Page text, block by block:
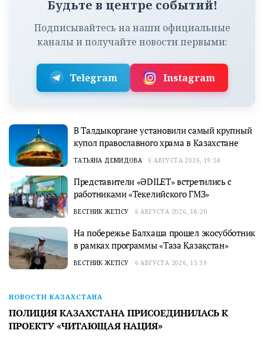
Будьте в центре событий!
Подписывайтесь на наши официальные
каналы и получайте новости первыми:
Telegram Instagram
В Талдыкоргане установили самый крупный
купол православного храма в Казахстане
ТАТЬЯНА ДЕМИДОВА 6 АВГУСТА 2026, 19:54
Представители «ӘDILET» встретились с
работниками «Текелийского ГМЗ»
ВЕСТНИК ЖЕТІСУ 6 АВГУСТА 2026, 18:20
На побережье Балхаша прошел экосубботник
в рамках программы «Таза Қазақстан»
ВЕСТНИК ЖЕТІСУ 6 АВГУСТА 2026, 15:19
НОВОСТИ КАЗАХСТАНА
ПОЛИЦИЯ КАЗАХСТАНА ПРИСОЕДИНИЛАСЬ К
ПРОЕКТУ «ЧИТАЮЩАЯ НАЦИЯ»